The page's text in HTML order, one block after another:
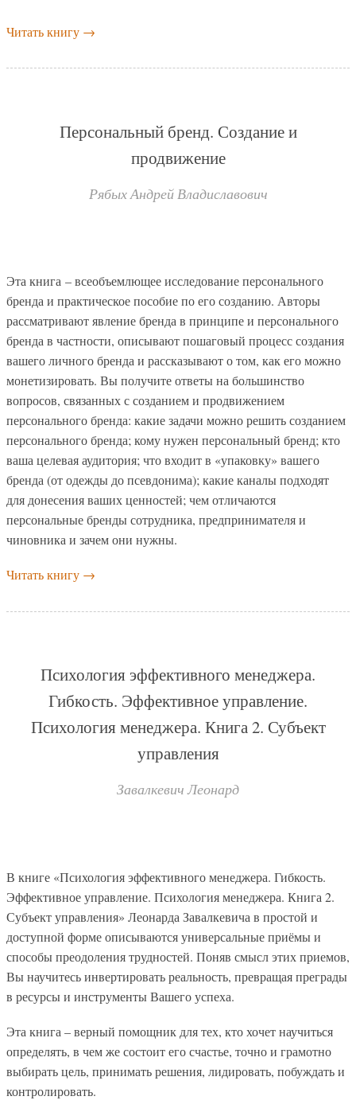
Читать книгу →
Персональный бренд. Создание и
продвижение
Рябых Андрей Владиславович
Эта книга – всеобъемлющее исследование персонального
бренда и практическое пособие по его созданию. Авторы
рассматривают явление бренда в принципе и персонального
бренда в частности, описывают пошаговый процесс создания
вашего личного бренда и рассказывают о том, как его можно
монетизировать. Вы получите ответы на большинство
вопросов, связанных с созданием и продвижением
персонального бренда: какие задачи можно решить созданием
персонального бренда; кому нужен персональный бренд; кто
ваша целевая аудитория; что входит в «упаковку» вашего
бренда (от одежды до псевдонима); какие каналы подходят
для донесения ваших ценностей; чем отличаются
персональные бренды сотрудника, предпринимателя и
чиновника и зачем они нужны.
Читать книгу →
Психология эффективного менеджера.
Гибкость. Эффективное управление.
Психология менеджера. Книга 2. Субъект
управления
Завалкевич Леонард
В книге «Психология эффективного менеджера. Гибкость.
Эффективное управление. Психология менеджера. Книга 2.
Субъект управления» Леонарда Завалкевича в простой и
доступной форме описываются универсальные приёмы и
способы преодоления трудностей. Поняв смысл этих приемов,
Вы научитесь инвертировать реальность, превращая преграды
в ресурсы и инструменты Вашего успеха.
Эта книга – верный помощник для тех, кто хочет научиться
определять, в чем же состоит его счастье, точно и грамотно
выбирать цель, принимать решения, лидировать, побуждать и
контролировать.